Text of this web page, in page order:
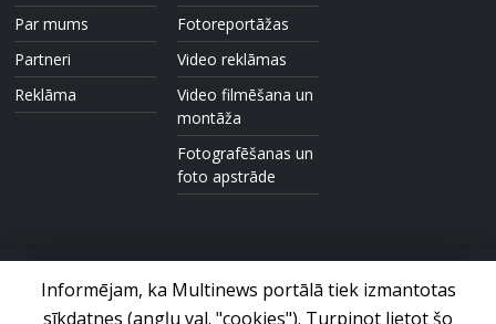
Par mums
Partneri
Reklāma
Fotoreportāžas
Video reklāmas
Video filmēšana un
montāža
Fotografēšanas un
foto apstrāde
Informējam, ka Multinews portālā tiek izmantotas
sīkdatnes (angļu val. "cookies"). Turpinot lietot šo